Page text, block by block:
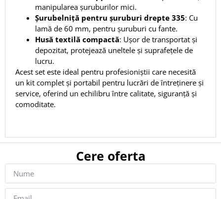
manipularea șuruburilor mici.
Șurubelniță pentru șuruburi drepte 335: Cu
lamă de 60 mm, pentru șuruburi cu fante.
Husă textilă compactă: Ușor de transportat și
depozitat, protejează uneltele și suprafețele de
lucru.
Acest set este ideal pentru profesioniștii care necesită
un kit complet și portabil pentru lucrări de întreținere și
service, oferind un echilibru între calitate, siguranță și
comoditate.
Cere oferta